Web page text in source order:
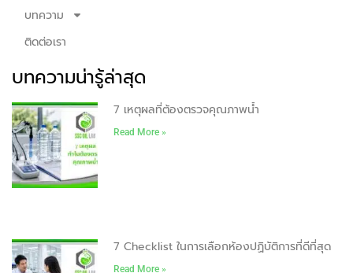
บทความ
ติดต่อเรา
บทความน่ารู้ล่าสุด
7 เหตุผลที่ต้องตรวจคุณภาพน้ำ
Read More »
7 Checklist ในการเลือกห้องปฏิบัติการที่ดีที่สุด
Read More »